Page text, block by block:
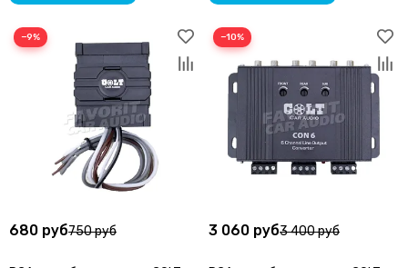
−9%
680 руб750 руб
−10%
3 060 руб3 400 руб